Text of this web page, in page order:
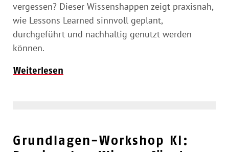
vergessen? Dieser Wissenshappen zeigt praxisnah,
wie Lessons Learned sinnvoll geplant,
durchgeführt und nachhaltig genutzt werden
können.
Weiterlesen
Grundlagen-Workshop KI: